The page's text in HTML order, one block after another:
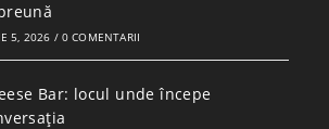
5, 2026 / 0 COMENTARII
Bar: locul unde începe